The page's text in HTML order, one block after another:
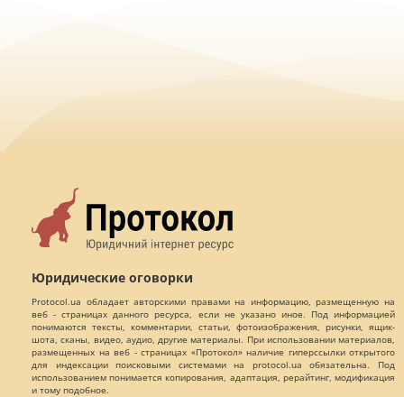
Юридические оговорки
Protocol.ua обладает авторскими правами на информацию, размещенную на
веб - страницах данного ресурса, если не указано иное. Под информацией
понимаются тексты, комментарии, статьи, фотоизображения, рисунки, ящик-
шота, сканы, видео, аудио, другие материалы. При использовании материалов,
размещенных на веб - страницах «Протокол» наличие гиперссылки открытого
для индексации поисковыми системами на protocol.ua обязательна. Под
использованием понимается копирования, адаптация, рерайтинг, модификация
и тому подобное.